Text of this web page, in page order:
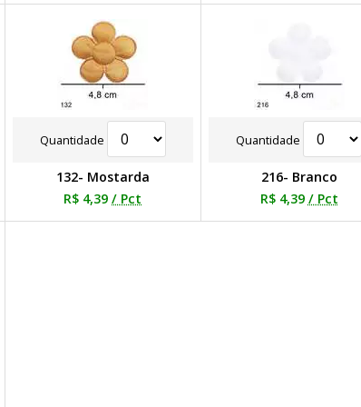
Quantidade
132- Mostarda
R$ 4,39 / Pct
Quantidade
216- Branco
R$ 4,39 / Pct